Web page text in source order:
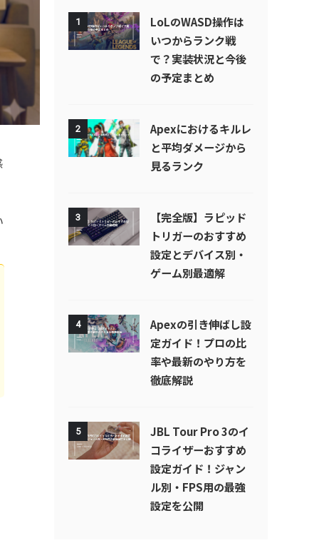
1
LoLのWASD操作は
いつからランク戦
で？実装状況と今後
の予定まとめ
2
Apexにおけるキルレ
と平均ダメージから
見るランク
3
【完全版】ラピッド
トリガーのおすすめ
設定とデバイス別・
ゲーム別最適解
4
Apexの引き伸ばし設
定ガイド！プロの比
率や最新のやり方を
徹底解説
5
JBL Tour Pro 3のイ
コライザーおすすめ
設定ガイド！ジャン
ル別・FPS用の最強
設定を公開